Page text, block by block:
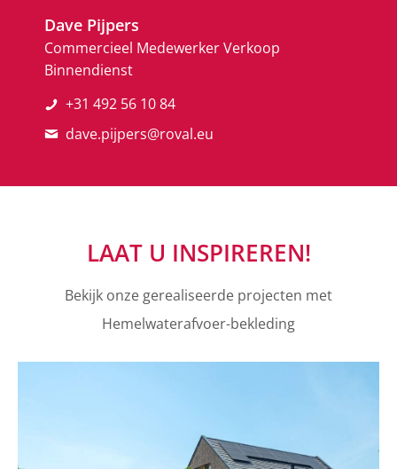
Dave Pijpers
Commercieel Medewerker Verkoop
Binnendienst
+31 492 56 10 84
dave.pijpers@roval.eu
LAAT U INSPIREREN!
Bekijk onze gerealiseerde projecten met
Hemelwaterafvoer-bekleding